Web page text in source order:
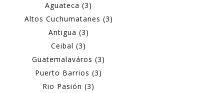
Aguateca (3)
Altos Cuchumatanes (3)
Antigua (3)
Ceibal (3)
Guatemalaváros (3)
Puerto Barrios (3)
Rio Pasión (3)